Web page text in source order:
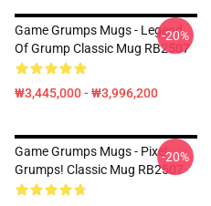
Game Grumps Mugs - Legend
Of Grump Classic Mug RB2507
₩3,445,000 - ₩3,996,200
-20%
Game Grumps Mugs - Pixel
Grumps! Classic Mug RB2507
-20%